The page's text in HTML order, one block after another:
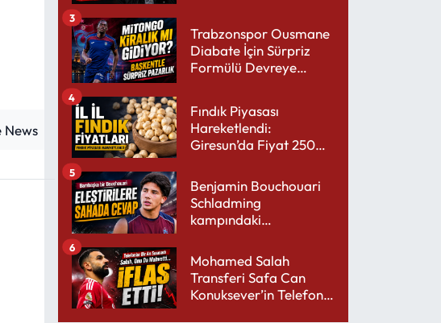
Trabzonspor Ousmane
Diabate İçin Sürpriz
Formülü Devreye
3
Fındık Piyasası
Hareketlendi:
Giresun’da Fiyat 250
4
Benjamin Bouchouari
Schladming
kampındaki
5
Mohamed Salah
Transferi Safa Can
Konuksever’in Telefon
6